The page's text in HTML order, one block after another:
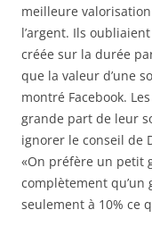
meilleure
l’argent. Ils
créée sur la durée
que la valeur d’une
montré Facebook.
grande part de leur
ignorer le conseil de
«On préfère un petit
complètement qu’un
seulement à 10% ce